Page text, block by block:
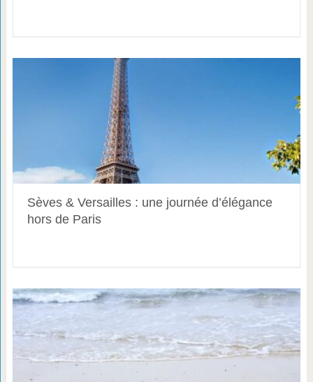
Sèves & Versailles : une journée d’élégance
hors de Paris